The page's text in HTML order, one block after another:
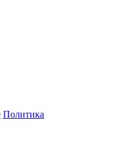
Политика